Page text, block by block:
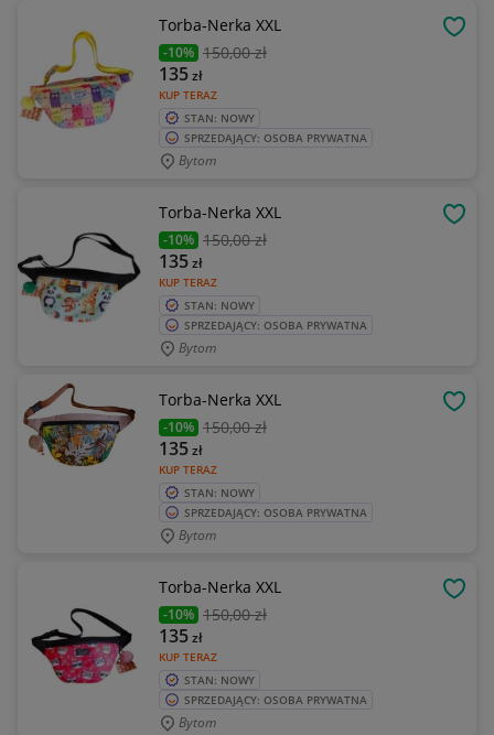
Torba-Nerka XXL
-10% 150,00 zł
KUP TERAZ
135zł
STAN: NOWY
SPRZEDAJĄCY: OSOBA PRYWATNA
Bytom
Torba-Nerka XXL
-10% 150,00 zł
KUP TERAZ
135zł
STAN: NOWY
SPRZEDAJĄCY: OSOBA PRYWATNA
Bytom
Torba-Nerka XXL
-10% 150,00 zł
KUP TERAZ
135zł
STAN: NOWY
SPRZEDAJĄCY: OSOBA PRYWATNA
Bytom
Torba-Nerka XXL
-10% 150,00 zł
KUP TERAZ
135zł
STAN: NOWY
SPRZEDAJĄCY: OSOBA PRYWATNA
Bytom